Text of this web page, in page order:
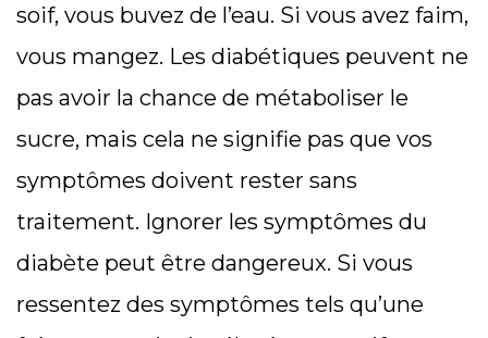
soif, vous buvez de l’eau. Si vous avez faim,
vous mangez. Les diabétiques peuvent ne
pas avoir la chance de métaboliser le
sucre, mais cela ne signifie pas que vos
symptômes doivent rester sans
traitement. Ignorer les symptômes du
diabète peut être dangereux. Si vous
ressentez des symptômes tels qu’une